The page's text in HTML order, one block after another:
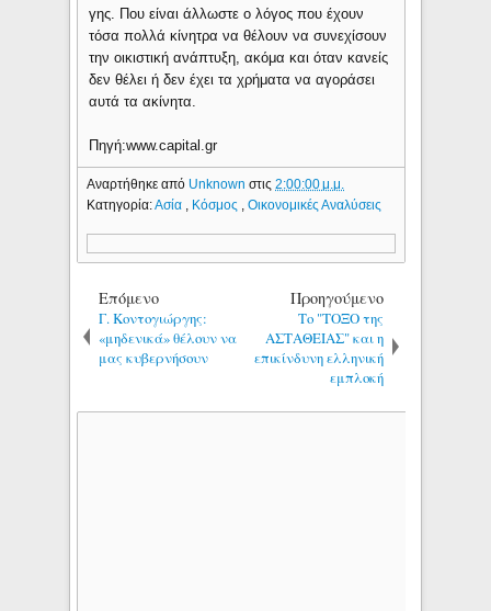
γης. Που είναι άλλωστε ο λόγος που έχουν
τόσα πολλά κίνητρα να θέλουν να συνεχίσουν
την οικιστική ανάπτυξη, ακόμα και όταν κανείς
δεν θέλει ή δεν έχει τα χρήματα να αγοράσει
αυτά τα ακίνητα.
Πηγή:www.capital.gr
Αναρτήθηκε από Unknownστις2:00:00 μ.μ.
Κατηγορία:Ασία , Κόσμος ,Οικονομικές Αναλύσεις
Επόμενο
Γ. Κοντογιώργης:
«μηδενικά» θέλουν να
μας κυβερνήσουν
Προηγούμενο
Το "ΤΟΞΟ της
ΑΣΤΑΘΕΙΑΣ" και η
επικίνδυνη ελληνική
εμπλοκή